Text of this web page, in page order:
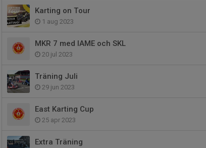
Karting on Tour
1 aug 2023
MKR 7 med IAME och SKL
20 jul 2023
Träning Juli
29 jun 2023
East Karting Cup
25 apr 2023
Extra Träning